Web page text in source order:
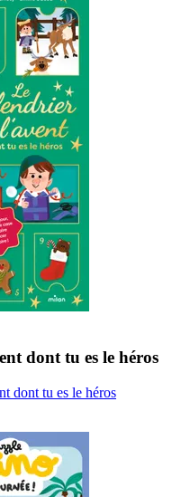
dont tu es le héros
dont tu es le héros